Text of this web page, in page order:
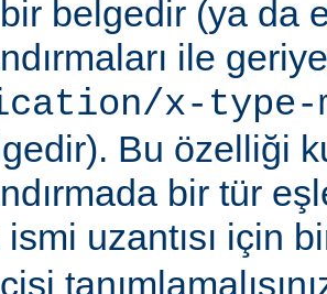
belgedir (ya da
ile
x-type-
Bu özelliği
bir tür
uzantısı için